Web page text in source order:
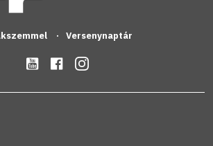
Versenynaptár